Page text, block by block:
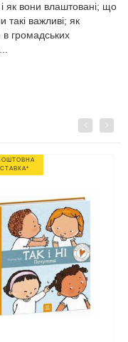
як вони влаштовані; що
такі важливі; як
в громадських
Previous
Next